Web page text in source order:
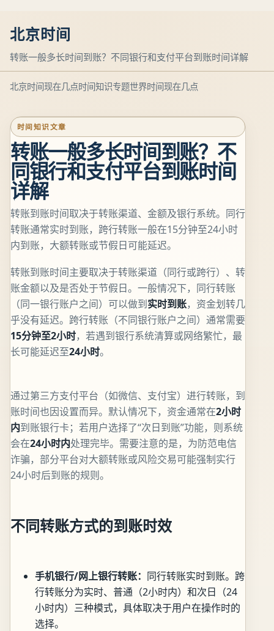
北京时间
转账一般多长时间到账？不同银行和支付平台到账时间详解
北京时间现在几点时间知识专题世界时间现在几点
时间知识文章
转账一般多长时间到账？不
同银行和支付平台到账时间
详解
转账到账时间取决于转账渠道、金额及银行系统。同行
转账通常实时到账，跨行转账一般在15分钟至24小时
内到账，大额转账或节假日可能延迟。
转账到账时间主要取决于转账渠道（同行或跨行）、转
账金额以及是否处于节假日。一般情况下，同行转账
（同一银行账户之间）可以做到实时到账，资金划转几
乎没有延迟。跨行转账（不同银行账户之间）通常需要
15分钟至2小时，若遇到银行系统清算或网络繁忙，最
长可能延迟至24小时。
通过第三方支付平台（如微信、支付宝）进行转账，到
账时间也因设置而异。默认情况下，资金通常在2小时
内到账银行卡；若用户选择了“次日到账”功能，则系统
会在24小时内处理完毕。需要注意的是，为防范电信
诈骗，部分平台对大额转账或风险交易可能强制实行
24小时后到账的规则。
不同转账方式的到账时效
手机银行/网上银行转账： 同行转账实时到账。跨
行转账分为实时、普通（2小时内）和次日（24
小时内）三种模式，具体取决于用户在操作时的
选择。